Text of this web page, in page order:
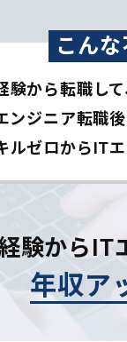
こん
験から転職し
ンジニア転職
ルゼロからIT
験からIT
年収ア